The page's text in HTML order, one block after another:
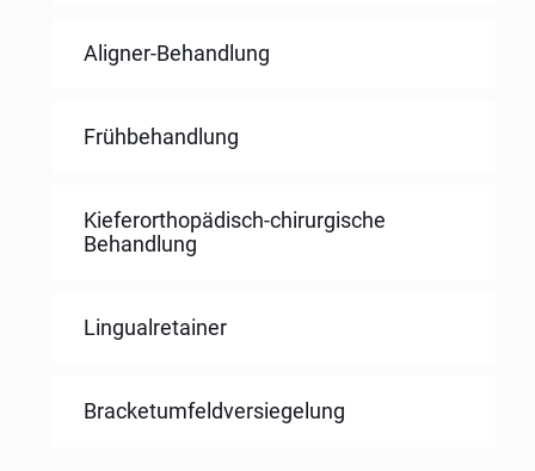
Aligner-Behandlung
Frühbehandlung
Kieferorthopädisch-chirurgische
Behandlung
Lingualretainer
Bracketumfeldversiegelung